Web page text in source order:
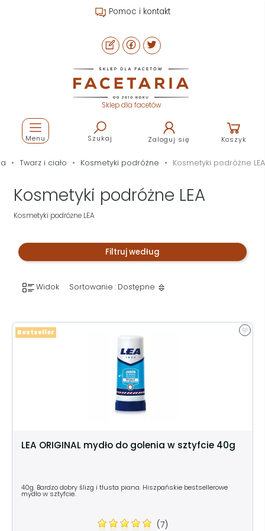
Pomoc i kontakt
Sklep dla facetów
Szukaj Zaloguj się Koszyk
Menu
Twarz i ciało Kosmetyki podróżne Kosmetyki podróżne LEA
Kosmetyki podróżne LEA
Kosmetyki podróżne LEA
Filtruj według
Widok Sortowanie : Dostępne
LEA ORIGINAL mydło do golenia w sztyfcie 40g
40g. Bardzo dobry ślizg i tłusta piana. Hiszpańskie bestsellerowe
mydło w sztyfcie.
(7)
Bestseller